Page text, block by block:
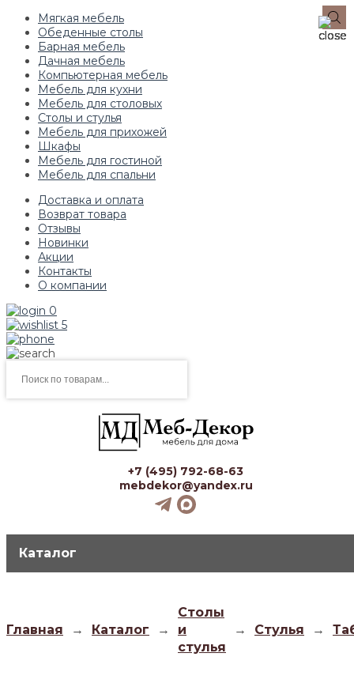
Мягкая мебель
Обеденные столы
Барная мебель
Дачная мебель
Компьютерная мебель
Мебель для кухни
Мебель для столовых
Столы и стулья
Мебель для прихожей
Шкафы
Мебель для гостиной
Мебель для спальни
Доставка и оплата
Возврат товара
Отзывы
Новинки
Акции
Контакты
О компании
0
5
товаров
+7 (495) 792-68-63
mebdekor@yandex.ru
Каталог
Главная → Каталог →
Столы
и
стулья
→ Стулья →